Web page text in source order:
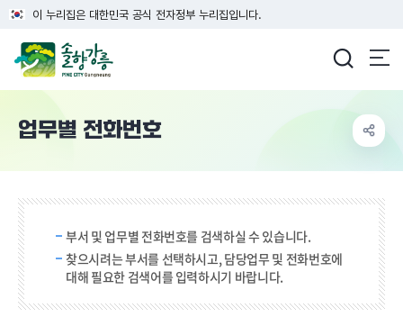
이 누리집은 대한민국 공식 전자정부 누리집입니다.
업무별 전화번호
부서 및 업무별 전화번호를 검색하실 수 있습니다.
찾으시려는 부서를 선택하시고, 담당업무 및 전화번호에
대해 필요한 검색어를 입력하시기 바랍니다.
검색 단어 입력